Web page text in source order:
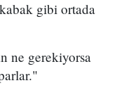
gibi ortada
ne gerekiyorsa